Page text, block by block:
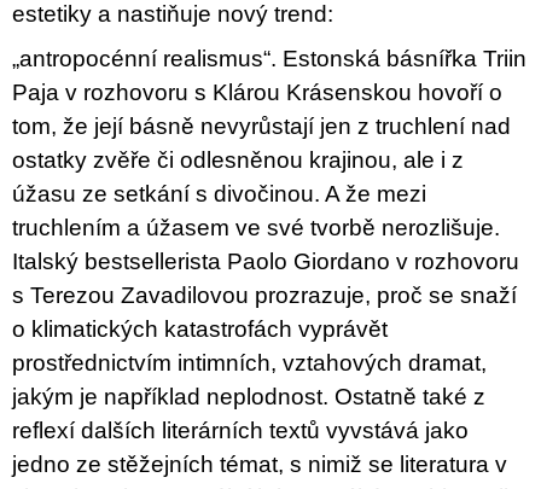
estetiky a nastiňuje nový trend:
„antropocénní realismus“. Estonská básnířka Triin
Paja v rozhovoru s Klárou Krásenskou hovoří o
tom, že její básně nevyrůstají jen z truchlení nad
ostatky zvěře či odlesněnou krajinou, ale i z
úžasu ze setkání s divočinou. A že mezi
truchlením a úžasem ve své tvorbě nerozlišuje.
Italský bestsellerista Paolo Giordano v rozhovoru
s Terezou Zavadilovou prozrazuje, proč se snaží
o klimatických katastrofách vyprávět
prostřednictvím intimních, vztahových dramat,
jakým je například neplodnost. Ostatně také z
reflexí dalších literárních textů vyvstává jako
jedno ze stěžejních témat, s nimiž se literatura v